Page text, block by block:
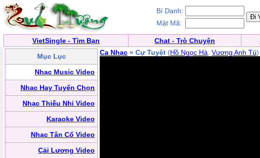
Bí Danh:
Mật Mã:
VietSingle - Tìm Bạn Chat - Trò Chuyện
Mục Lục
Nhạc Music Video
Nhạc Hay Tuyển Chọn
Nhạc Thiếu Nhi Video
Karaoke Video
Nhạc Tân Cổ Video
Cải Lương Video
Ca Nhạc » Cự Tuyệt (Hồ Ngọc Hà Vương Anh Tú)